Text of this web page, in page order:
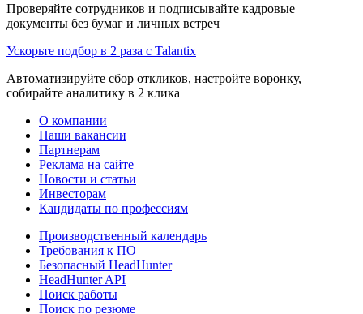
Проверяйте сотрудников и подписывайте кадровые
документы без бумаг и личных встреч
Ускорьте подбор в 2 раза с Talantix
Автоматизируйте сбор откликов, настройте воронку,
собирайте аналитику в 2 клика
О компании
Наши вакансии
Партнерам
Реклама на сайте
Новости и статьи
Инвесторам
Кандидаты по профессиям
Производственный календарь
Требования к ПО
Безопасный HeadHunter
HeadHunter API
Поиск работы
Поиск по резюме